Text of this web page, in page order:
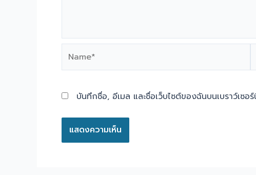
บันทึกชื่อ, อีเมล และชื่อเว็บไซต์ของฉันบนเบราว์เซ